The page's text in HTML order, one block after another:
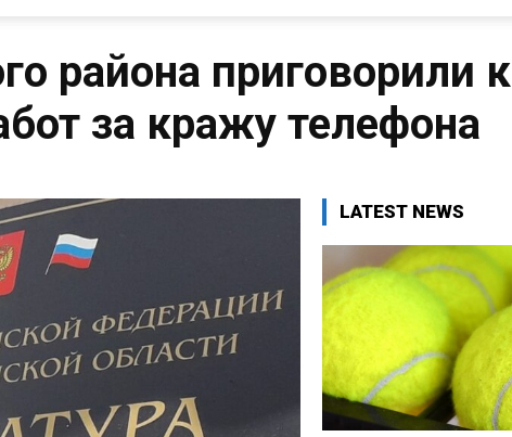
района приговорили к
за кражу телефона
LATEST NEWS